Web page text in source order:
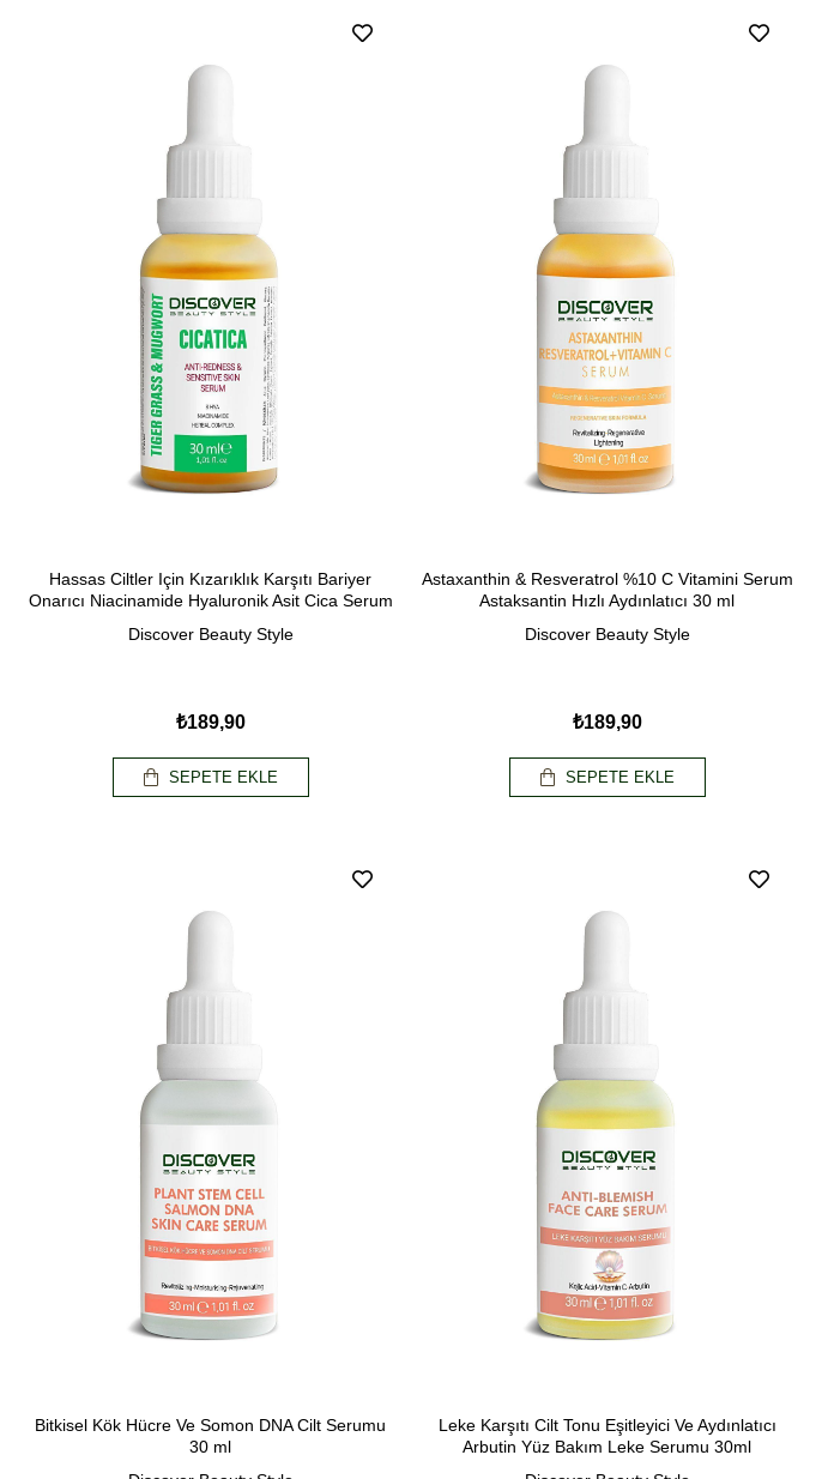
Hassas Ciltler Için Kızarıklık Karşıtı Bariyer
Onarıcı Niacinamide Hyaluronik Asit Cica Serum
Discover Beauty Style
₺189,90
SEPETE EKLE
Astaxanthin & Resveratrol %10 C Vitamini Serum
Astaksantin Hızlı Aydınlatıcı 30 ml
Discover Beauty Style
₺189,90
SEPETE EKLE
Bitkisel Kök Hücre Ve Somon DNA Cilt Serumu
30 ml
Leke Karşıtı Cilt Tonu Eşitleyici Ve Aydınlatıcı
Arbutin Yüz Bakım Leke Serumu 30ml